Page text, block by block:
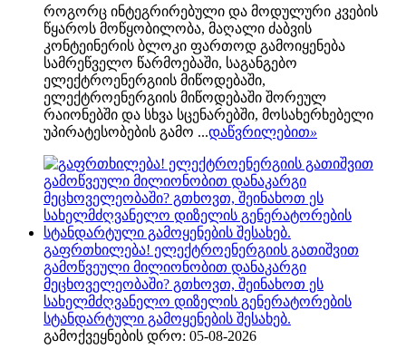
როგორც ინტეგრირებული და მოდულური კვების
წყაროს მოწყობილობა, მაღალი ძაბვის
კონტეინერის ბლოკი ფართოდ გამოიყენება
სამრეწველო წარმოებაში, საგანგებო
ელექტროენერგიის მიწოდებაში,
ელექტროენერგიის მიწოდებაში შორეულ
რაიონებში და სხვა სცენარებში, მოსახერხებელი
უპირატესობების გამო ...დაწვრილებით»
გაფრთხილება! ელექტროენერგიის გათიშვით
გამოწვეული მილიონობით დანაკარგი
მეცხოველეობაში? გთხოვთ, შეინახოთ ეს
სახელმძღვანელო დიზელის გენერატორების
სტანდარტული გამოყენების შესახებ.
გამოქვეყნების დრო: 05-08-2026